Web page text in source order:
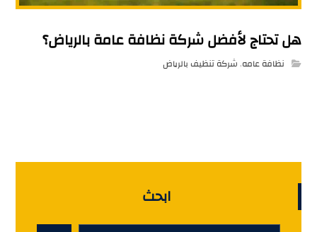
هل تحتاج لأفضل شركة نظافة عامة بالرياض؟
نظافة عامه, شركة تنظيف بالرياض
ابحث